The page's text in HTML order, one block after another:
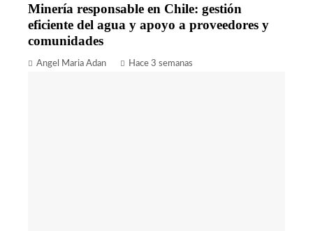
Minería responsable en Chile: gestión
eficiente del agua y apoyo a proveedores y
comunidades
Angel Maria Adan Hace 3 semanas